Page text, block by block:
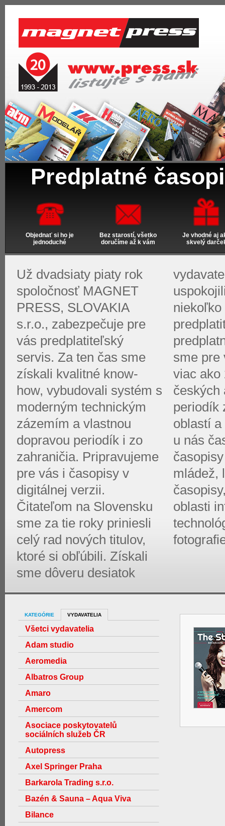
Predplatné
Objednať si ho je
jednoduché
Bez starostí, všetko
doručíme až k vám
Je vhodné aj
skvelý
Už dvadsiaty piaty rok
spoločnosť MAGNET
PRESS, SLOVAKIA
s.r.o., zabezpečuje pre
vás predplatiteľský
servis. Za ten čas sme
získali kvalitné know-
how, vybudovali systém s
moderným technickým
zázemím a vlastnou
dopravou periodík i zo
zahraničia. Pripravujeme
pre vás i časopisy v
digitálnej verzii.
Čitateľom na Slovensku
sme za tie roky priniesli
celý rad nových titulov,
ktoré si obľúbili. Získali
sme dôveru desiatok
sme pre
viac ako
českých
periodík
oblastí a
u nás
mládež,
oblasti
KATEGÓRIE VYDAVATELIA
Všetci vydavatelia
Adam studio
Aeromedia
Albatros Group
Amaro
Amercom
Asociace poskytovatelů
sociálních služeb ČR
Autopress
Axel Springer Praha
Barkarola Trading s.r.o.
Bazén & Sauna – Aqua Viva
Bilance